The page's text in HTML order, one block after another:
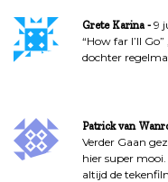
Grete Karina
9
“How far I’ll
dochter
Patrick van
Verder Gaan
hier super
altijd de